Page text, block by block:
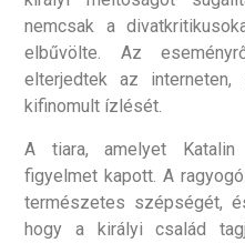
nemcsak a
elbűvölte. Az
elterjedtek az
kifinomult ízlését.
A tiara, amelyet
figyelmet kapott. A
természetes szépségét,
hogy a királyi család